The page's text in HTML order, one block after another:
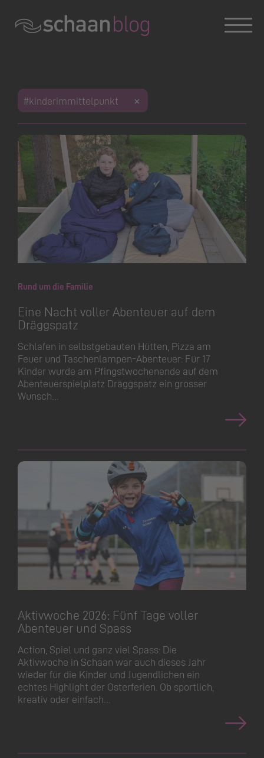
#kinderimmittelpunkt
Rund um die Familie
Eine Nacht voller Abenteuer auf dem
Dräggspatz
Schlafen in selbstgebauten Hütten, Pizza am
Feuer und Taschenlampen-Abenteuer: Für 17
Kinder wurde am Pfingstwo­chenende auf dem
Abenteuer­spielplatz Dräggspatz ein grosser
Wunsch…
Aktivwoche 2026: Fünf Tage voller
Abenteuer und Spass
Action, Spiel und ganz viel Spass: Die
Aktivwoche in Schaan war auch dieses Jahr
wieder für die Kinder und Jugendlichen ein
echtes Highlight der Osterferien. Ob sportlich,
kreativ oder einfach…